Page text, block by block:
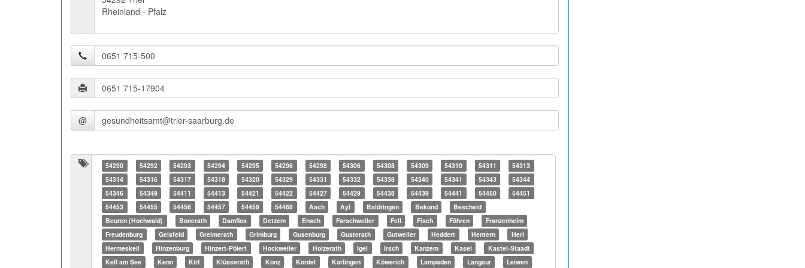
Rheinland - Pfalz
@
54290 54292 54293 54294 54295 54296 54298 54306 54308 54309 54310 54311
54313
54314
54316 54317 54318 54320 54329 54331 54332 54338 54340 54341 54343
54344
54346
54349 54411 54413 54421 54422 54427 54429 54438 54439 54441 54450
54451
54453
54455 54456 54457 54459 54468 Aach Ayl Baldringen Bekond
Bescheid
Beuren (Hochwald)
Bonerath Damflos Detzem Ensch Farschweiler Fell Fisch Föhren
Franzenheim
Freudenburg
Geisfeld Greimerath Grimburg Gusenburg Gusterath Gutweiler Heddert Hentern
Herl
Hermeskeil
Hinzenburg Hinzert-Pölert Hockweiler Holzerath Igel Irsch Kanzem Kasel
Kastel-Staadt
Kell am See
Kenn Kirf Klüsserath Konz Kordel Korlingen Köwerich Lampaden Langsur Leiwen